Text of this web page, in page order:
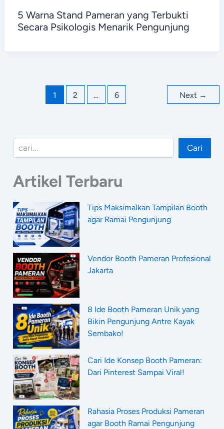
5 Warna Stand Pameran yang Terbukti
Secara Psikologis Menarik Pengunjung
1 2 … 6 Next →
Cari
Cari
Artikel Terbaru
Tips Maksimalkan Tampilan Booth
agar Ramai Pengunjung
Vendor Booth Pameran Profesional
Jakarta
8 Ide Booth Pameran Unik yang
Bikin Pengunjung Antre Kayak
Sembako!
Cari Ide Konsep Booth Pameran:
Dari Pinterest Sampai Viral!
Rahasia Proses Produksi Pameran
agar Booth Ramai Pengunjung